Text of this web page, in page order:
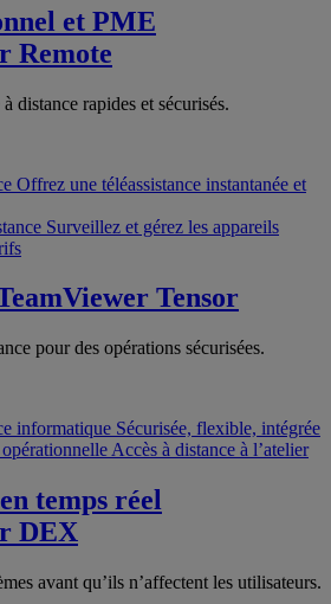
et PME
Remote
distance rapides et sécurisés.
Offrez une téléassistance instantanée et
Surveillez et gérez les appareils
Tensor
pour des opérations sécurisées.
informatique Sécurisée, flexible, intégrée
Accès à distance à l’atelier
temps réel
DEX
avant qu’ils n’affectent les utilisateurs.